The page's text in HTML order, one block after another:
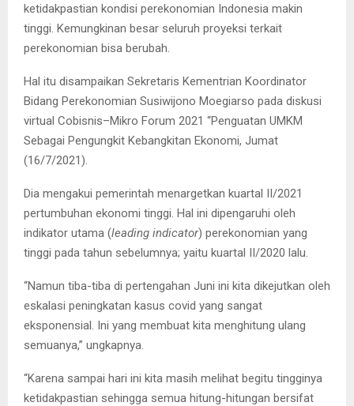
ketidakpastian kondisi perekonomian Indonesia makin
tinggi. Kemungkinan besar seluruh proyeksi terkait
perekonomian bisa berubah.
Hal itu disampaikan Sekretaris Kementrian Koordinator
Bidang Perekonomian Susiwijono Moegiarso pada diskusi
virtual Cobisnis–Mikro Forum 2021 “Penguatan UMKM
Sebagai Pengungkit Kebangkitan Ekonomi, Jumat
(16/7/2021).
Dia mengakui pemerintah menargetkan kuartal II/2021
pertumbuhan ekonomi tinggi. Hal ini dipengaruhi oleh
indikator utama (leading indicator) perekonomian yang
tinggi pada tahun sebelumnya; yaitu kuartal II/2020 lalu.
“Namun tiba-tiba di pertengahan Juni ini kita dikejutkan oleh
eskalasi peningkatan kasus covid yang sangat
eksponensial. Ini yang membuat kita menghitung ulang
semuanya,” ungkapnya.
“Karena sampai hari ini kita masih melihat begitu tingginya
ketidakpastian sehingga semua hitung-hitungan bersifat